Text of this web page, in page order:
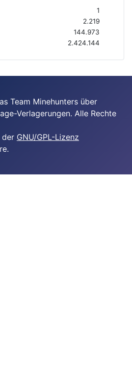
1
2.219
144.973
2.424.144
Team Minehunters über
Verlagerungen. Alle Rechte
der GNU/GPL-Lizenz